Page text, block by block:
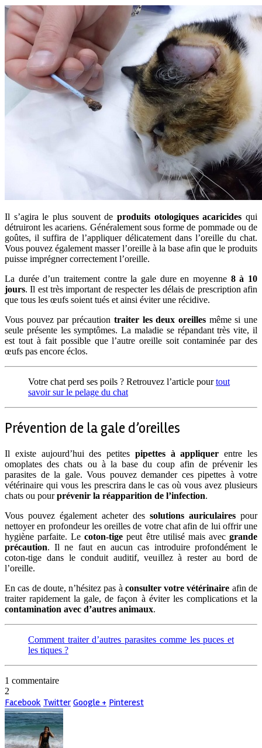
Il s’agira le plus souvent de produits otologiques acaricides qui
détruiront les acariens. Généralement sous forme de pommade ou de
goûtes, il suffira de l’appliquer délicatement dans l’oreille du chat.
Vous pouvez également masser l’oreille à la base afin que le produits
puisse imprégner correctement l’oreille.
La durée d’un traitement contre la gale dure en moyenne 8 à 10
jours. Il est très important de respecter les délais de prescription afin
que tous les œufs soient tués et ainsi éviter une récidive.
Vous pouvez par précaution traiter les deux oreillesmême si une
seule présente les symptômes. La maladie se répandant très vite, il
est tout à fait possible que l’autre oreille soit contaminée par des
œufs pas encore éclos.
Votre chat perd ses poils ? Retrouvez l’article pourtout
savoir sur le pelage du chat
Prévention de la gale d’oreilles
Il existe aujourd’hui des petites pipettes à appliquer entre les
omoplates des chats ou à la base du coup afin de prévenir les
parasites de la gale. Vous pouvez demander ces pipettes à votre
vétérinaire qui vous les prescrira dans le cas où vous avez plusieurs
chats ou pourprévenir la réapparition de l’infection.
Vous pouvez également acheter des solutions auriculaires pour
nettoyer en profondeur les oreilles de votre chat afin de lui offrir une
hygiène parfaite. Lecoton-tige peut être utilisé mais avecgrande
précaution. Il ne faut en aucun cas introduire profondément le
coton-tige dans le conduit auditif, veuillez à rester au bord de
l’oreille.
En cas de doute, n’hésitez pas à consulter votre vétérinaire afin de
traiter rapidement la gale, de façon à éviter les complications et la
contamination avec d’autres animaux.
Comment traiter d’autres parasites comme les puces et
les tiques ?
1 commentaire
2
Facebook Twitter Google + Pinterest